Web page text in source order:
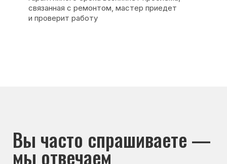
© Сервисный центр «Морозилка.com».
Ремонт холодильников на дому в Москве
и Московской области
Для юр.лиц